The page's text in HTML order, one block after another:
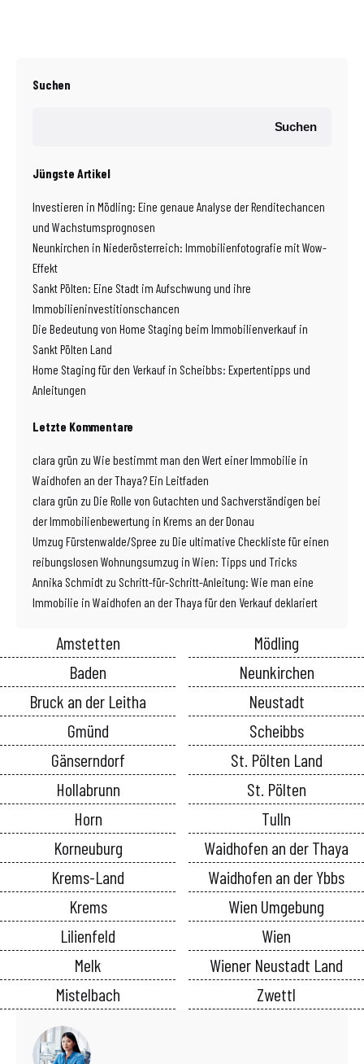
Suchen
Suchen
Jüngste Artikel
Investieren in Mödling: Eine genaue Analyse der Renditechancen
und Wachstumsprognosen
Neunkirchen in Niederösterreich: Immobilienfotografie mit Wow-
Effekt
Sankt Pölten: Eine Stadt im Aufschwung und ihre
Immobilieninvestitionschancen
Die Bedeutung von Home Staging beim Immobilienverkauf in
Sankt Pölten Land
Home Staging für den Verkauf in Scheibbs: Expertentipps und
Anleitungen
Letzte Kommentare
clara grün zu Wie bestimmt man den Wert einer Immobilie in
Waidhofen an der Thaya? Ein Leitfaden
clara grün zu Die Rolle von Gutachten und Sachverständigen bei
der Immobilienbewertung in Krems an der Donau
Umzug Fürstenwalde/Spree zu Die ultimative Checkliste für einen
reibungslosen Wohnungsumzug in Wien: Tipps und Tricks
Annika Schmidt zu Schritt-für-Schritt-Anleitung: Wie man eine
Immobilie in Waidhofen an der Thaya für den Verkauf deklariert
Amstetten
Baden
Bruck an der Leitha
Gmünd
Gänserndorf
Hollabrunn
Horn
Korneuburg
Krems-Land
Krems
Lilienfeld
Melk
Mistelbach
Mödling
Neunkirchen
Neustadt
Scheibbs
St. Pölten Land
St. Pölten
Tulln
Waidhofen an der Thaya
Waidhofen an der Ybbs
Wien Umgebung
Wien
Wiener Neustadt Land
Zwettl